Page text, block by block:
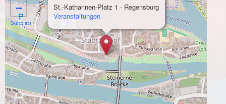
St.-Katharinen-Platz 1 - Regensburg
Veranstaltungen
−